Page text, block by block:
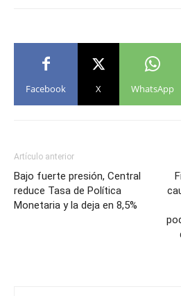
Facebook X WhatsApp
Artículo anterior
Bajo fuerte presión, Central
reduce Tasa de Política
Monetaria y la deja en 8,5%